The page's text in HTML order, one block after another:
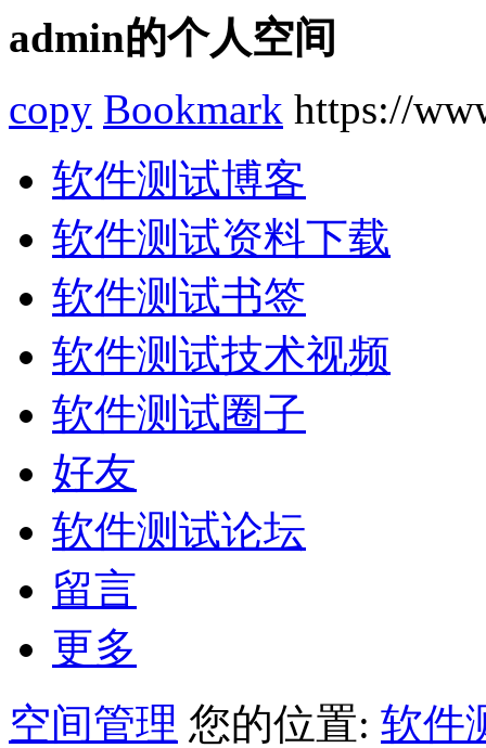
admin的个人空间
copy Bookmark https://
软件测试博客
软件测试资料下载
软件测试书签
软件测试技术视频
软件测试圈子
好友
软件测试论坛
留言
更多
空间管理 您的位置: 软件